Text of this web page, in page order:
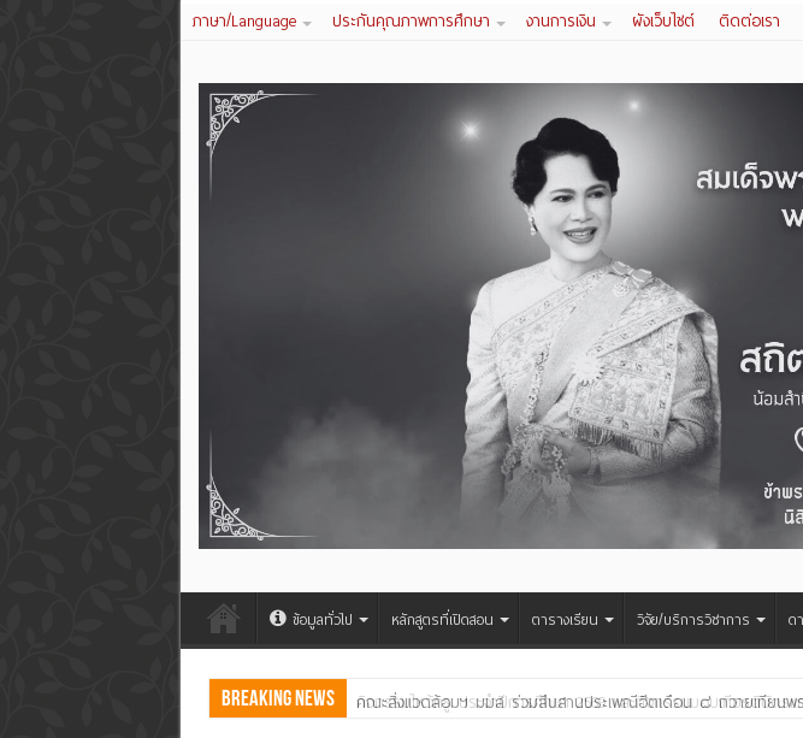
ภาษา/Language ประกันคุณภาพการศึกษา งานการเงิน ผังเว็บไซต์ ติดต่อเรา
ข้อมูลทั่วไป หลักสูตรที่เปิดสอน ตารางเรียน วิจัย/บริการวิชาการ ด
Breaking News คณะสิ่งแวดล้อมฯ มมส ร่วมสืบสานประเพณีฮีตเดือน ๘ ถวายเทียนพ